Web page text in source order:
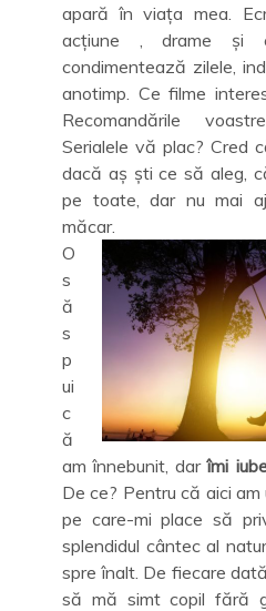
apară în viața mea.
acțiune , drame și
condimentează zilele,
anotimp. Ce filme
Recomandările
Serialele vă plac? Cred
dacă aș ști ce să aleg,
pe toate, dar nu mai
măcar.
O
s
ă
s
p
ui
c
ă
am înnebunit, darîmi
De ce? Pentru că aici
pe care-mi place să
splendidul cântec al
spre înalt. De fiecare
să mă simt copil fără